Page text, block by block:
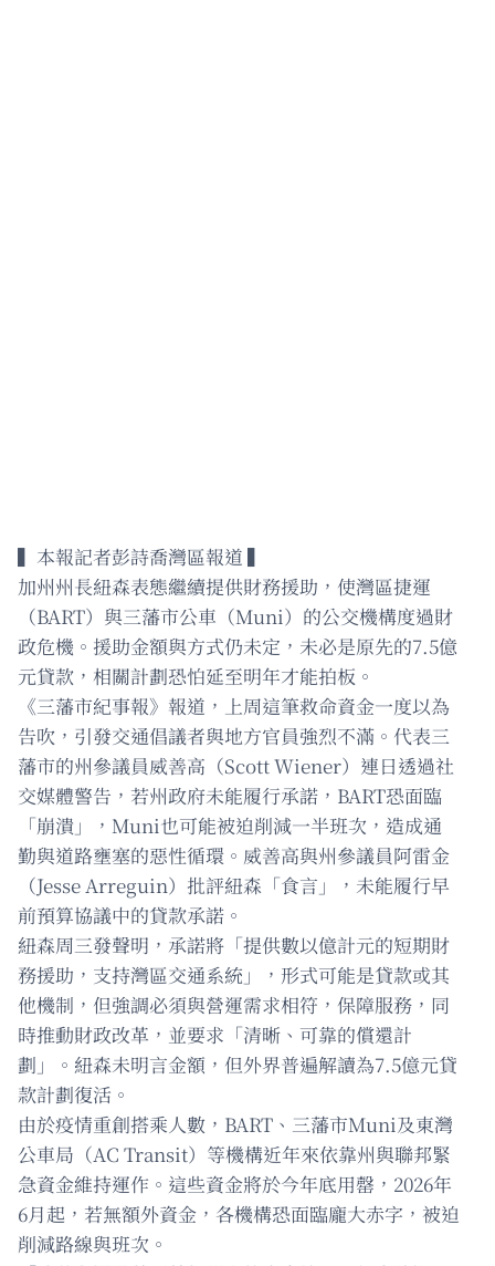
▍本報記者彭詩喬灣區報道 ▍
加州州長紐森表態繼續提供財務援助，使灣區捷運
（BART）與三藩市公車（Muni）的公交機構度過財
政危機。援助金額與方式仍未定，未必是原先的7.5億
元貸款，相關計劃恐怕延至明年才能拍板。
《三藩市紀事報》報道，上周這筆救命資金一度以為
告吹，引發交通倡議者與地方官員強烈不滿。代表三
藩市的州參議員威善高（Scott Wiener）連日透過社
交媒體警告，若州政府未能履行承諾，BART恐面臨
「崩潰」，Muni也可能被迫削減一半班次，造成通
勤與道路壅塞的惡性循環。威善高與州參議員阿雷金
（Jesse Arreguin）批評紐森「食言」，未能履行早
前預算協議中的貸款承諾。
紐森周三發聲明，承諾將「提供數以億計元的短期財
務援助，支持灣區交通系統」，形式可能是貸款或其
他機制，但強調必須與營運需求相符，保障服務，同
時推動財政改革，並要求「清晰、可靠的償還計
劃」。紐森未明言金額，但外界普遍解讀為7.5億元貸
款計劃復活。
由於疫情重創搭乘人數，BART、三藩市Muni及東灣
公車局（AC Transit）等機構近年來依靠州與聯邦緊
急資金維持運作。這些資金將於今年底用罄，2026年
6月起，若無額外資金，各機構恐面臨龐大赤字，被迫
削減路線與班次。